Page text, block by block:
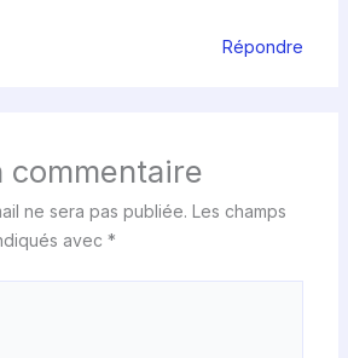
Répondre
commentaire
ne sera pas publiée. Les champs
avec *